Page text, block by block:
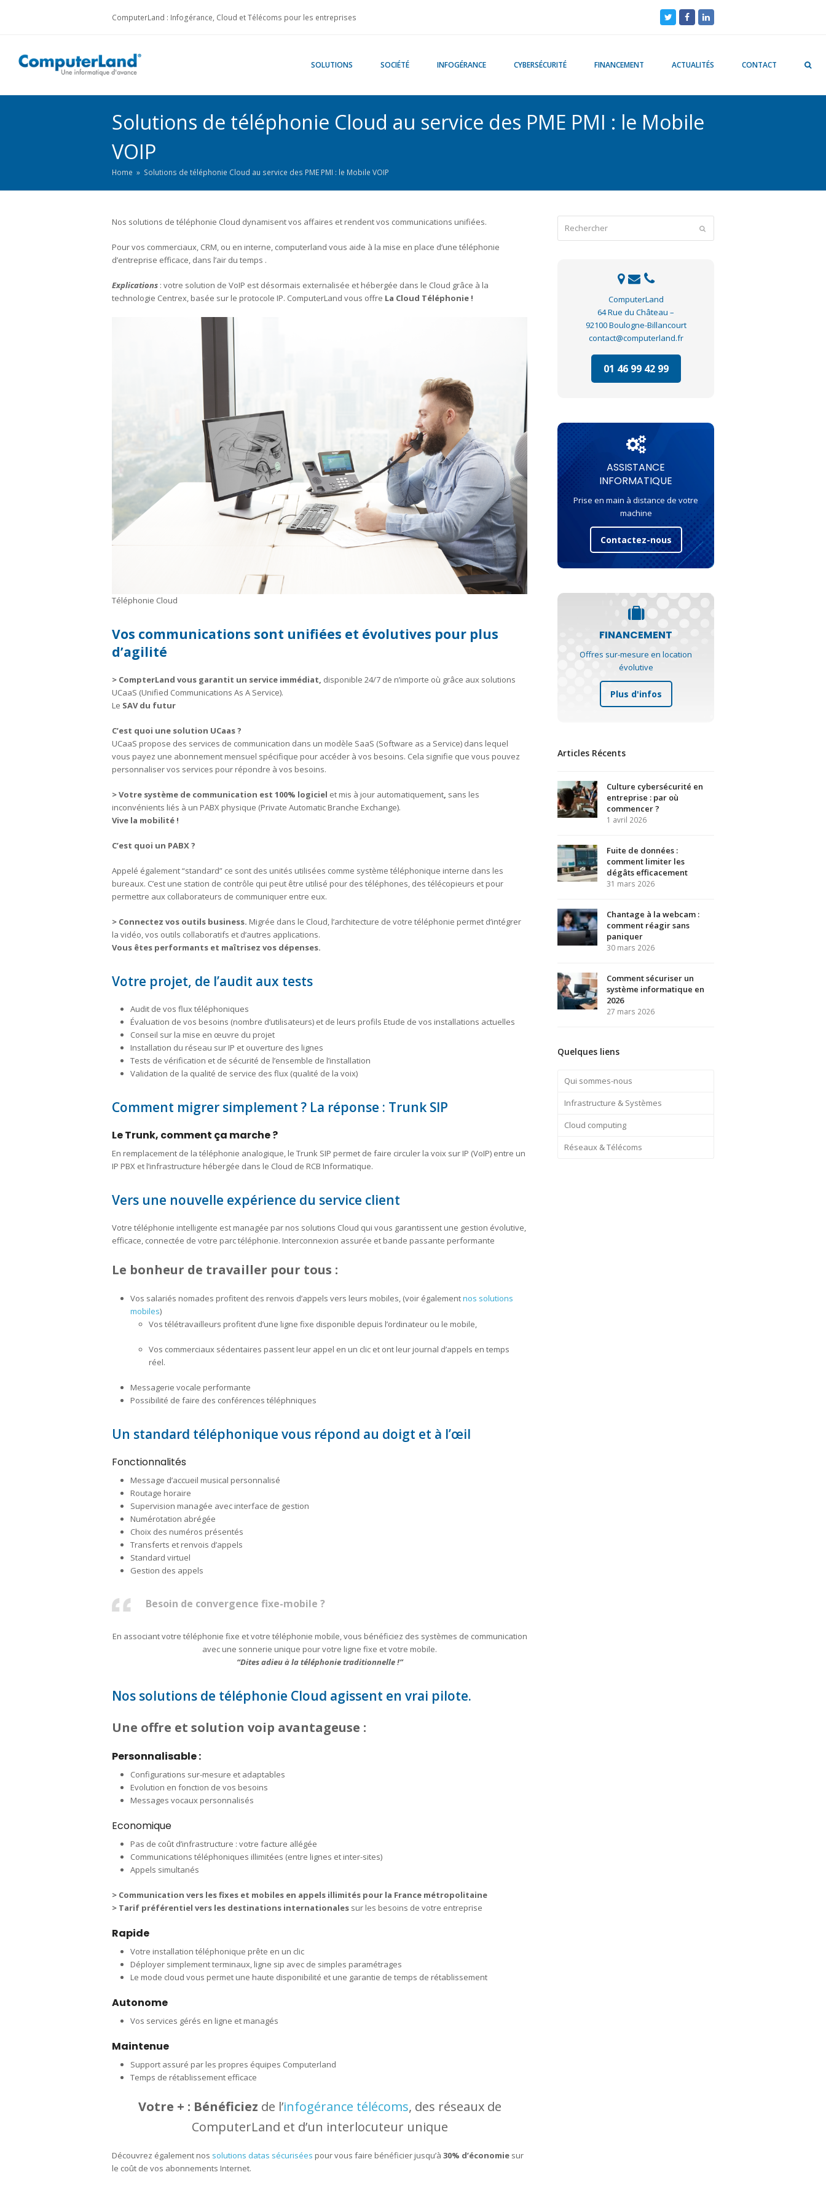
ComputerLand : Infogérance, Cloud et Télécoms pour les entreprises TwitterFacebookLinkedIn
SOLUTIONS SOCIÉTÉ INFOGÉRANCE CYBERSÉCURITÉ FINANCEMENT ACTUALITÉS CONTACT
Solutions de téléphonie Cloud au service des PME PMI : le Mobile
VOIP
Home » Solutions de téléphonie Cloud au service des PME PMI : le Mobile VOIP
Nos solutions de téléphonie Cloud dynamisent vos affaires et rendent vos communications unifiées.
Pour vos commerciaux, CRM, ou en interne, computerland vous aide à la mise en place d’une téléphonie
d’entreprise efficace, dans l’air du temps .
Explications : votre solution de VoIP est désormais externalisée et hébergée dans le Cloud grâce à la
technologie Centrex, basée sur le protocole IP. ComputerLand vous offre La Cloud Téléphonie !
Téléphonie Cloud
Vos communications sont unifiées et évolutives pour plus
d’agilité
> CompterLand vous garantit un service immédiat, disponible 24/7 de n’importe où grâce aux solutions
UCaaS (Unified Communications As A Service).
Le SAV du futur
C’est quoi une solution UCaas ?
UCaaS propose des services de communication dans un modèle SaaS (Software as a Service) dans lequel
vous payez une abonnement mensuel spécifique pour accéder à vos besoins. Cela signifie que vous pouvez
personnaliser vos services pour répondre à vos besoins.
> Votre système de communication est 100% logiciel et mis à jour automatiquement, sans les
inconvénients liés à un PABX physique (Private Automatic Branche Exchange).
Vive la mobilité !
C’est quoi un PABX ?
Appelé également “standard” ce sont des unités utilisées comme système téléphonique interne dans les
bureaux. C’est une station de contrôle qui peut être utilisé pour des téléphones, des télécopieurs et pour
permettre aux collaborateurs de communiquer entre eux.
> Connectez vos outils business. Migrée dans le Cloud, l’architecture de votre téléphonie permet d’intégrer
la vidéo, vos outils collaboratifs et d’autres applications.
Vous êtes performants et maîtrisez vos dépenses.
Votre projet, de l’audit aux tests
Audit de vos flux téléphoniques
Évaluation de vos besoins (nombre d’utilisateurs) et de leurs profils Etude de vos installations actuelles
Conseil sur la mise en œuvre du projet
Installation du réseau sur IP et ouverture des lignes
Tests de vérification et de sécurité de l’ensemble de l’installation
Validation de la qualité de service des flux (qualité de la voix)
Comment migrer simplement ? La réponse : Trunk SIP
Le Trunk, comment ça marche ?
En remplacement de la téléphonie analogique, le Trunk SIP permet de faire circuler la voix sur IP (VoIP) entre un
IP PBX et l’infrastructure hébergée dans le Cloud de RCB Informatique.
Vers une nouvelle expérience du service client
Votre téléphonie intelligente est managée par nos solutions Cloud qui vous garantissent une gestion évolutive,
efficace, connectée de votre parc téléphonie. Interconnexion assurée et bande passante performante
Le bonheur de travailler pour tous :
Vos salariés nomades profitent des renvois d’appels vers leurs mobiles, (voir égalementnos solutions
mobiles)
Vos télétravailleurs profitent d’une ligne fixe disponible depuis l’ordinateur ou le mobile,
Vos commerciaux sédentaires passent leur appel en un clic et ont leur journal d’appels en temps
réel.
Messagerie vocale performante
Possibilité de faire des conférences téléphniques
Un standard téléphonique vous répond au doigt et à l’œil
Fonctionnalités
Message d’accueil musical personnalisé
Routage horaire
Supervision managée avec interface de gestion
Numérotation abrégée
Choix des numéros présentés
Transferts et renvois d’appels
Standard virtuel
Gestion des appels
Besoin de convergence fixe-mobile ?
En associant votre téléphonie fixe et votre téléphonie mobile, vous bénéficiez des systèmes de communication
avec une sonnerie unique pour votre ligne fixe et votre mobile.
“Dites adieu à la téléphonie traditionnelle !”
Nos solutions de téléphonie Cloud agissent en vrai pilote.
Une offre et solution voip avantageuse :
Personnalisable :
Configurations sur-mesure et adaptables
Evolution en fonction de vos besoins
Messages vocaux personnalisés
Economique
Pas de coût d’infrastructure : votre facture allégée
Communications téléphoniques illimitées (entre lignes et inter-sites)
Appels simultanés
> Communication vers les fixes et mobiles en appels illimités pour la France métropolitaine
> Tarif préférentiel vers les destinations internationales sur les besoins de votre entreprise
Rapide
Votre installation téléphonique prête en un clic
Déployer simplement terminaux, ligne sip avec de simples paramétrages
Le mode cloud vous permet une haute disponibilité et une garantie de temps de rétablissement
Autonome
Vos services gérés en ligne et managés
Maintenue
Support assuré par les propres équipes Computerland
Temps de rétablissement efficace
Votre + : Bénéficiez de l’infogérance télécoms, des réseaux de
ComputerLand et d’un interlocuteur unique
Découvrez également nos solutions datas sécurisées pour vous faire bénéficier jusqu’à 30% d’économie sur
le coût de vos abonnements Internet.
ComputerLand
64 Rue du Château –
92100 Boulogne-Billancourt
contact@computerland.fr
01 46 99 42 99
ASSISTANCE
INFORMATIQUE
Prise en main à distance de votre
machine
Contactez-nous
FINANCEMENT
Offres sur-mesure en location
évolutive
Plus d'infos
Articles Récents
Culture cybersécurité en
entreprise : par où
commencer ?
1 avril 2026
Fuite de données :
comment limiter les
dégâts efficacement
31 mars 2026
Chantage à la webcam :
comment réagir sans
paniquer
30 mars 2026
Comment sécuriser un
système informatique en
2026
27 mars 2026
Quelques liens
Qui sommes-nous
Infrastructure & Systèmes
Cloud computing
Réseaux & Télécoms